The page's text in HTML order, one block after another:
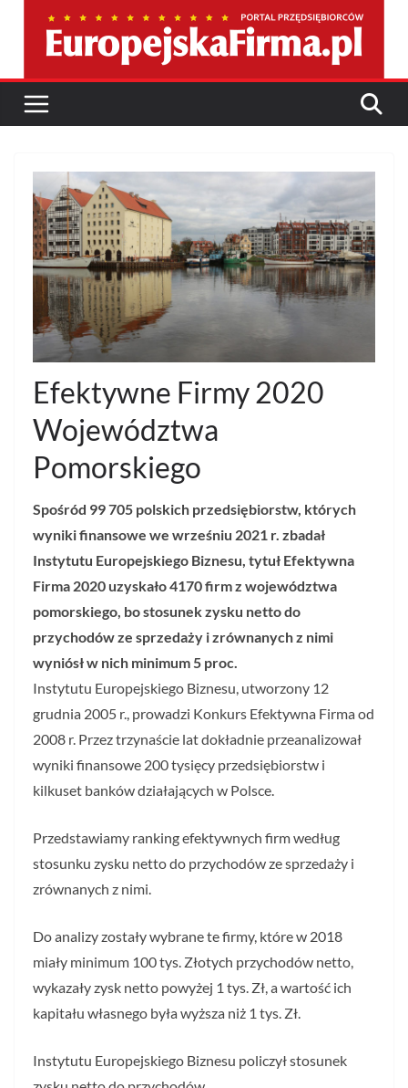
Efektywne Firmy 2020
Województwa
Pomorskiego
Spośród 99 705 polskich przedsiębiorstw, których
wyniki finansowe we wrześniu 2021 r. zbadał
Instytutu Europejskiego Biznesu, tytuł Efektywna
Firma 2020 uzyskało 4170 firm z województwa
pomorskiego, bo stosunek zysku netto do
przychodów ze sprzedaży i zrównanych z nimi
wyniósł w nich minimum 5 proc.
Instytutu Europejskiego Biznesu, utworzony 12
grudnia 2005 r., prowadzi Konkurs Efektywna Firma od
2008 r. Przez trzynaście lat dokładnie przeanalizował
wyniki finansowe 200 tysięcy przedsiębiorstw i
kilkuset banków działających w Polsce.
Przedstawiamy ranking efektywnych firm według
stosunku zysku netto do przychodów ze sprzedaży i
zrównanych z nimi.
Do analizy zostały wybrane te firmy, które w 2018
miały minimum 100 tys. Złotych przychodów netto,
wykazały zysk netto powyżej 1 tys. Zł, a wartość ich
kapitału własnego była wyższa niż 1 tys. Zł.
Instytutu Europejskiego Biznesu policzył stosunek